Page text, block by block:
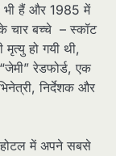
भी हैं और 1985 में
चार बच्चे – स्कॉट
मृत्यु हो गयी थी,
रेडफोर्ड, एक
निर्देशक और
होटल में अपने सबसे